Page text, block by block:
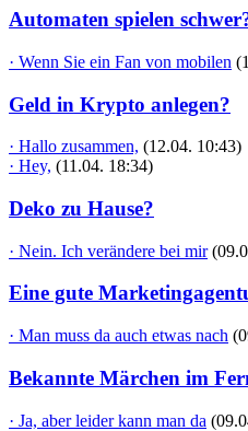
Automaten spielen
· Wenn Sie ein Fan von mobilen
Geld in Krypto anlegen?
· Hallo zusammen, (12.04. 10:43)
· Hey, (11.04. 18:34)
Deko zu Hause?
· Nein. Ich verändere bei mir
Eine gute
· Man muss da auch etwas nach
Bekannte Märchen im
· Ja, aber leider kann man da